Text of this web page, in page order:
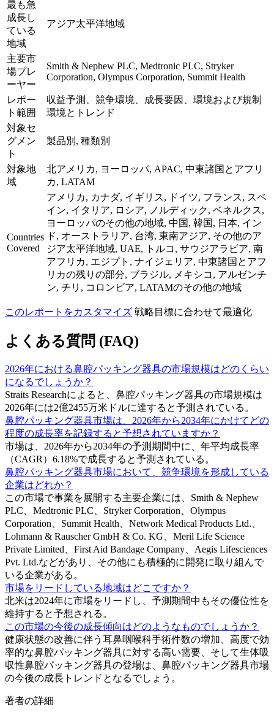
最も急
成長し
ている
地域
アジア太平洋地域
主要市
場プレ
ーヤー
Smith & Nephew PLC, Medtronic PLC, Stryker
Corporation, Olympus Corporation, Summit Health
レポー
ト範囲
収益予測、競争環境、成長要因、環境および規制
環境とトレンド
対象セ
グメン
ト
製品別, 種類別
対象地
域
北アメリカ, ヨーロッパ, APAC, 中東諸国とアフリ
カ, LATAM
Countries
Covered
アメリカ, カナダ, イギリス, ドイツ, フランス, スペ
イン, イタリア, ロシア, ノルディック, ベネルクス,
ヨーロッパのその他の地域, 中国, 韓国, 日本, イン
ド, オーストラリア, 台湾, 東南アジア, その他のア
ジア太平洋地域, UAE, トルコ, サウジアラビア, 南
アフリカ, エジプト, ナイジェリア, 中東諸国とアフ
リカの残りの部分, ブラジル, メキシコ, アルゼンチ
ン, チリ, コロンビア, LATAMのその他の地域
このレポートをカスタマイズ 戦略目標に合わせて最適化
よくある質問 (FAQ)
2026年における鼻腔パッキング器具の市場規模はどのくらい
になるでしょうか？
Straits Researchによると、鼻腔パッキング器具の市場規模は
2026年には2億2455万米ドルに達すると予測されている。
鼻腔パッキング器具市場は、2026年から2034年にかけてどの
程度の成長率を記録すると予想されていますか？
市場は、2026年から2034年の予測期間中に、年平均成長率
（CAGR）6.18%で成長すると予測されている。
鼻腔パッキング器具市場において、競争環境を形成している
企業はどれか？
この市場で事業を展開する主要企業には、Smith & Nephew
PLC、Medtronic PLC、Stryker Corporation、Olympus
Corporation、Summit Health、Network Medical Products Ltd.、
Lohmann & Rauscher GmbH & Co. KG、Meril Life Science
Private Limited、First Aid Bandage Company、Aegis Lifesciences
Pvt. Ltd.などがあり、その他にも積極的に開発に取り組んで
いる企業がある。
市場をリードしている地域はどこですか？
北米は2024年に市場をリードし、予測期間中もその優位性を
維持すると予想される。
この市場の今後の成長傾向はどのようなものでしょうか？
健康状態の改善に伴う耳鼻咽喉科手術件数の増加、高度で効
率的な鼻腔パッキング器具に対する高い需要、そして生体吸
収性鼻腔パッキング器具の登場は、鼻腔パッキング器具市場
の今後の成長トレンドとなるでしょう。
著者の詳細